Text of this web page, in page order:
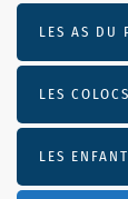
LES AS DU
LES COLOCS
LES